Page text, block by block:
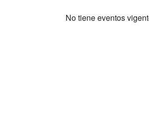
No tiene eventos